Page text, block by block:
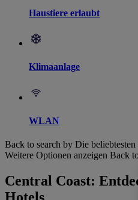
Haustiere erlaubt
Klimaanlage
WLAN
Back to search by Die beliebtesten
Weitere Optionen anzeigen Back
Central Coast: